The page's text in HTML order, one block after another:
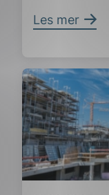
Les mer